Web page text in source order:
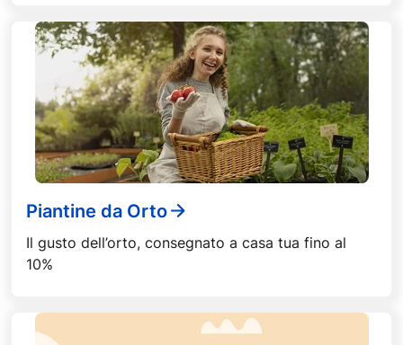
Piantine da Orto
Il gusto dell’orto, consegnato a casa tua fino al
10%